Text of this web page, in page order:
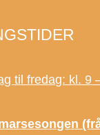
til fredag: kl. 9